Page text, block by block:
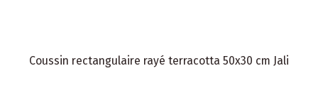
Coussin rectangulaire rayé terracotta 50x30 cm Jali